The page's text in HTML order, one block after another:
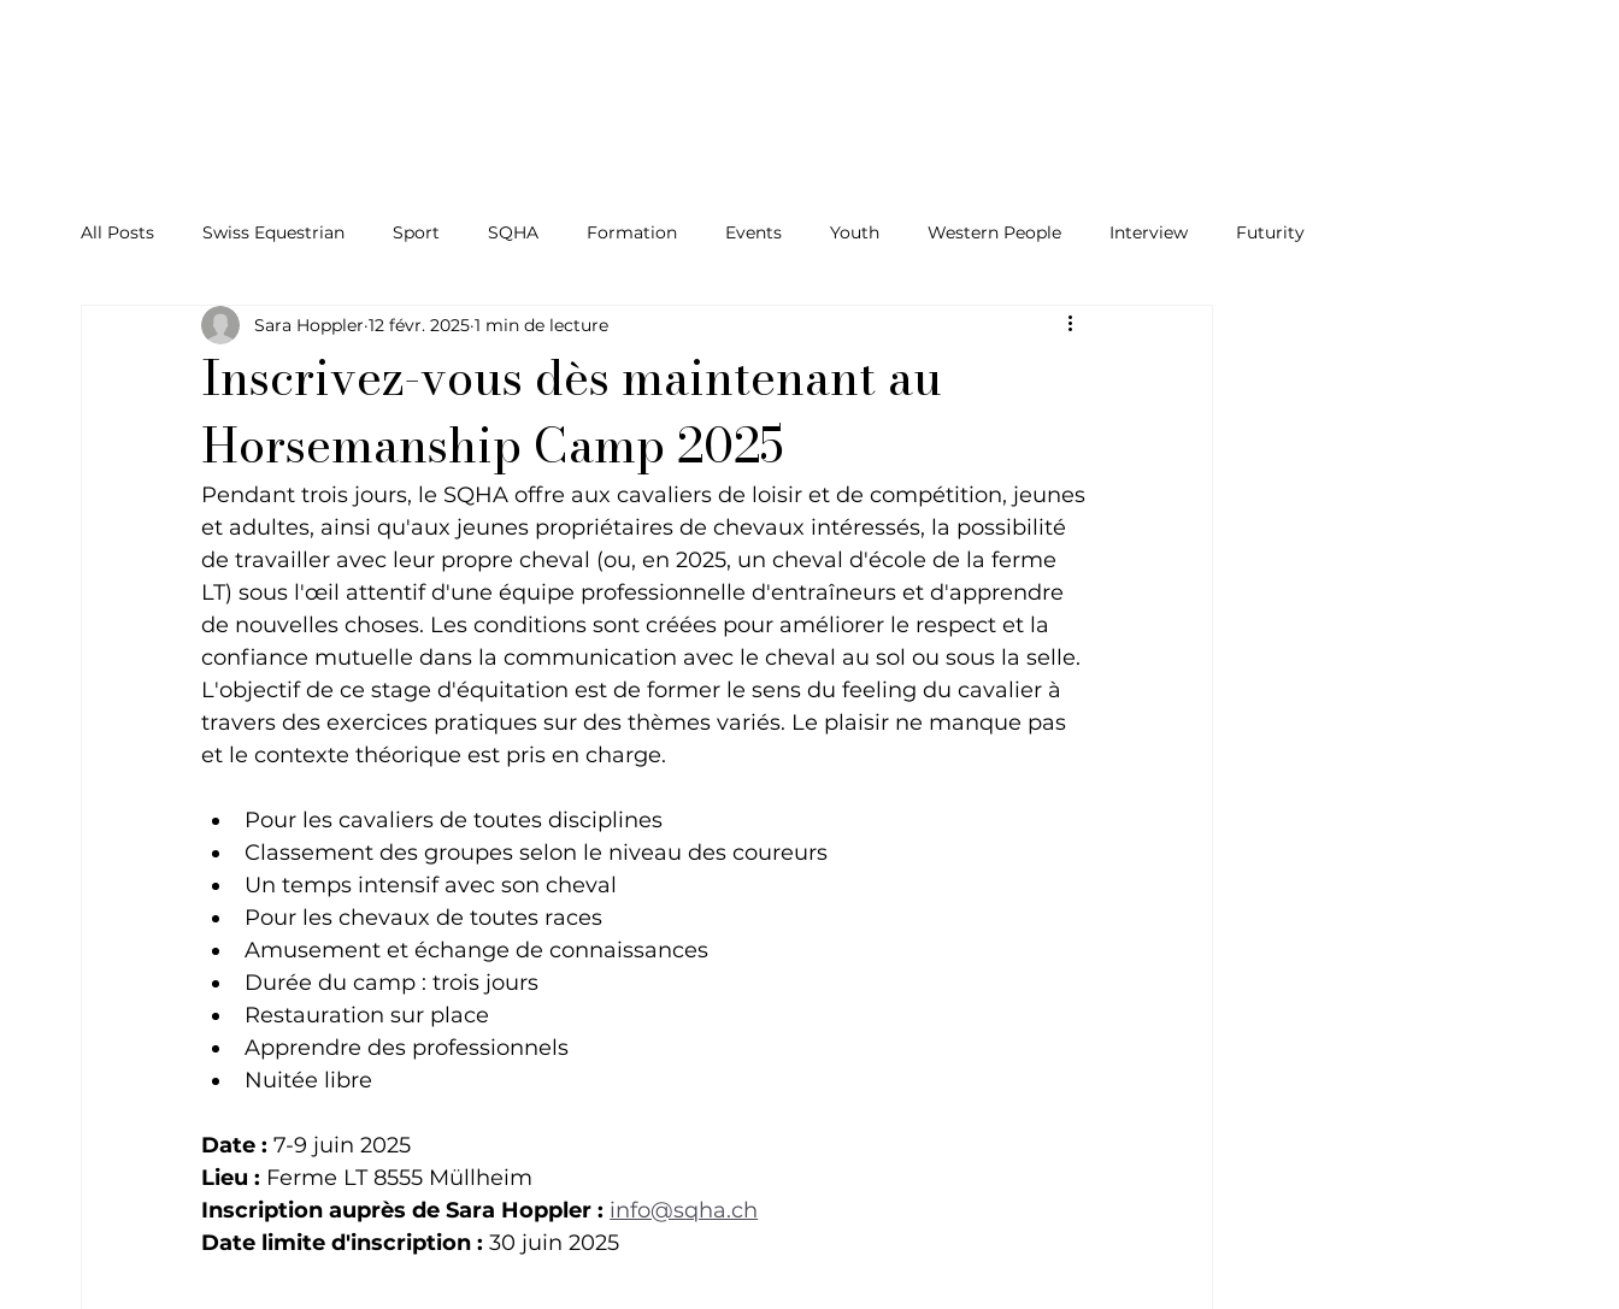
All Posts Swiss Equestrian Sport SQHA Formation Events Youth Western People Interview Futurity
Inscrivez-vous dès maintenant au
Horsemanship Camp 2025
Sara Hoppler 12 févr. 2025 1 min de lecture
Pendant trois jours, le SQHA offre aux cavaliers de loisir et de compétition, jeunes
et adultes, ainsi qu'aux jeunes propriétaires de chevaux intéressés, la possibilité
de travailler avec leur propre cheval (ou, en 2025, un cheval d'école de la ferme
LT) sous l'œil attentif d'une équipe professionnelle d'entraîneurs et d'apprendre
de nouvelles choses. Les conditions sont créées pour améliorer le respect et la
confiance mutuelle dans la communication avec le cheval au sol ou sous la selle.
L'objectif de ce stage d'équitation est de former le sens du feeling du cavalier à
travers des exercices pratiques sur des thèmes variés. Le plaisir ne manque pas
et le contexte théorique est pris en charge.
Pour les cavaliers de toutes disciplines
Classement des groupes selon le niveau des coureurs
Un temps intensif avec son cheval
Pour les chevaux de toutes races
Amusement et échange de connaissances
Durée du camp : trois jours
Restauration sur place
Apprendre des professionnels
Nuitée libre
Date : 7-9 juin 2025
Lieu : Ferme LT 8555 Müllheim
Inscription auprès de Sara Hoppler : info@sqha.ch
Date limite d'inscription : 30 juin 2025